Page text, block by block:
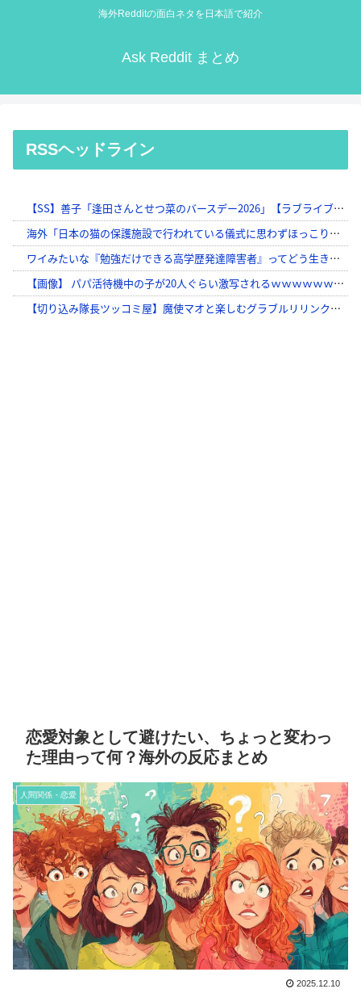
海外Redditの面白ネタを日本語で紹介
Ask Reddit まとめ
RSSヘッドライン
恋愛対象として避けたい、ちょっと変わっ
た理由って何？海外の反応まとめ
人間関係・恋愛
2025.12.10